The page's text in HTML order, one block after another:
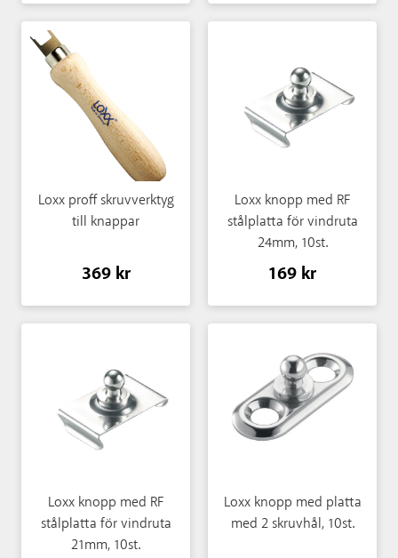
Loxx proff skruvverktyg
till knappar
369 kr
Loxx knopp med RF
stålplatta för vindruta
24mm, 10st.
169 kr
Loxx knopp med RF
stålplatta för vindruta
21mm, 10st.
Loxx knopp med platta
med 2 skruvhål, 10st.